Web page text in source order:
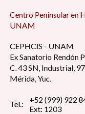
Centro Peninsular en
UNAM
CEPHCIS - UNAM
Ex Sanatorio Rendón
C. 43 SN, Industrial,
Mérida, Yuc.
Tel.:
+52 (999) 922
Ext: 1203